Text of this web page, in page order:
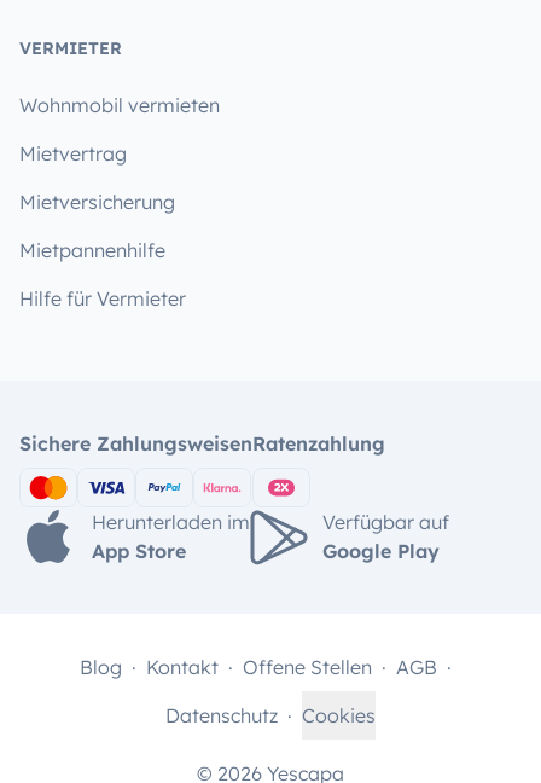
VERMIETER
Wohnmobil vermieten
Mietvertrag
Mietversicherung
Mietpannenhilfe
Hilfe für Vermieter
Sichere ZahlungsweisenRatenzahlung
Herunterladen im
App Store
Verfügbar auf
Google Play
© 2026 Yescapa
Blog Kontakt Offene Stellen
AGB
Datenschutz
Cookies